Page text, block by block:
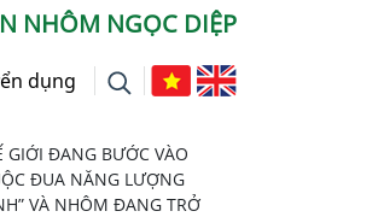
NHÔM NGỌC DIỆP
tôi
dụng
GIỚI ĐANG BƯỚC VÀO
ĐUA NĂNG LƯỢNG
VÀ NHÔM ĐANG TRỞ